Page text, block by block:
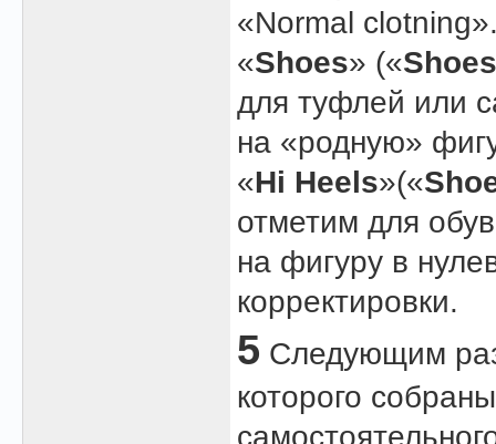
«Normal
«Shoes» («
для туфлей или
на «родную»
«Hi Heels»(«
отметим для
на фигуру в
корректировки.
5 Следующим
которого